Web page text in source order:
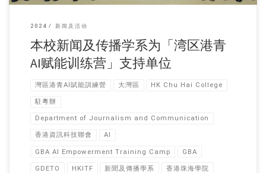
2024 新闻及活动
本校新闻及传播学系为「湾区港青
AI赋能训练营」支持单位
灣區港青AI賦能訓練營 大灣區 HK Chu Hai College
駐粵辦
Department of Journalism and Communication
香港資訊科技聯會 AI
GBA AI Empowerment Training Camp GBA
GDETO HKITF 新聞及傳播學系 香港珠海學院